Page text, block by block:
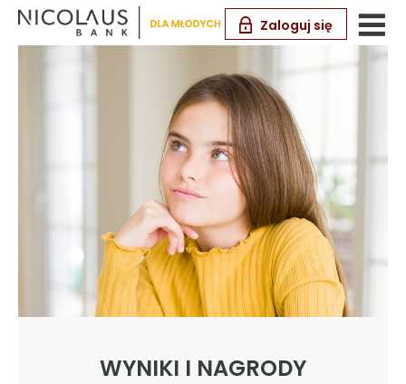
Zaloguj się
WYNIKI I NAGRODY